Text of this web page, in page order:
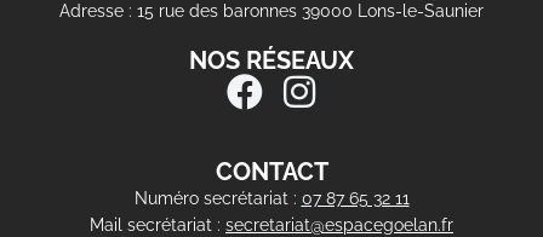
Adresse : 15 rue des baronnes 39000 Lons-le-Saunier
NOS RÉSEAUX
CONTACT
Numéro secrétariat : 07 87 65 32 11
Mail secrétariat : secretariat@espacegoelan.fr